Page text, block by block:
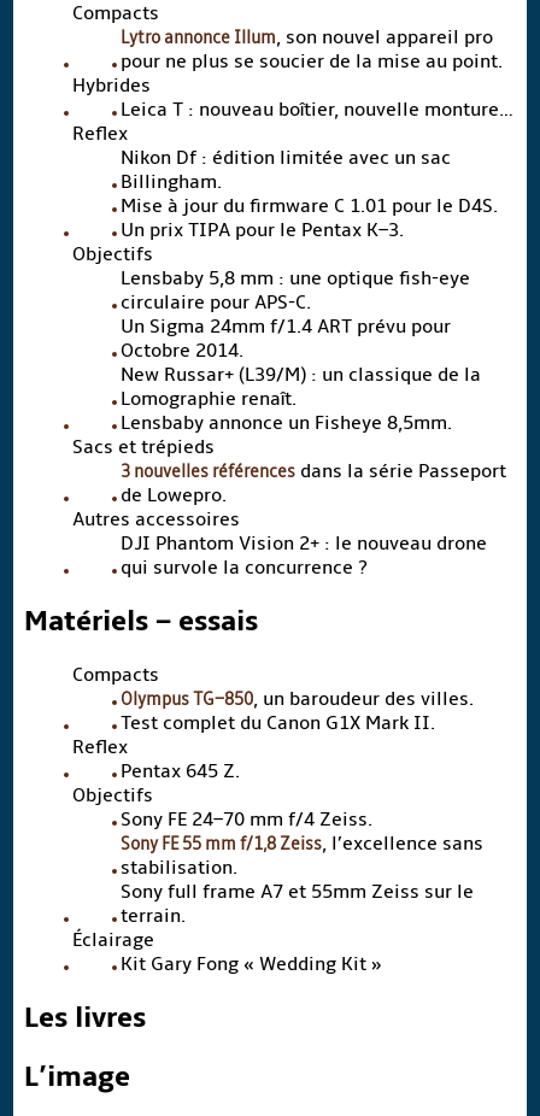
Compacts
Lytro annonce Illum, son nouvel appareil pro
pour ne plus se soucier de la mise au point.
Hybrides
Leica T : nouveau boîtier, nouvelle monture…
Reflex
Nikon Df : édition limitée avec un sac
Billingham.
Mise à jour du firmware C 1.01 pour le D4S.
Un prix TIPA pour le Pentax K–3.
Objectifs
Lensbaby 5,8 mm : une optique fish-eye
circulaire pour APS-C.
Un Sigma 24mm f/1.4 ART prévu pour
Octobre 2014.
New Russar+ (L39/M) : un classique de la
Lomographie renaît.
Lensbaby annonce un Fisheye 8,5mm.
Sacs et trépieds
3 nouvelles référencesdans la série Passeport
de Lowepro.
Autres accessoires
DJI Phantom Vision 2+ : le nouveau drone
qui survole la concurrence ?
Matériels – essais
Compacts
Olympus TG–850, un baroudeur des villes.
Test complet du Canon G1X Mark II.
Reflex
Pentax 645 Z.
Objectifs
Sony FE 24–70 mm f/4 Zeiss.
Sony FE 55 mm f/1,8 Zeiss, l’excellence sans
stabilisation.
Sony full frame A7 et 55mm Zeiss sur le
terrain.
Éclairage
Kit Gary Fong « Wedding Kit »
Les livres
L’image